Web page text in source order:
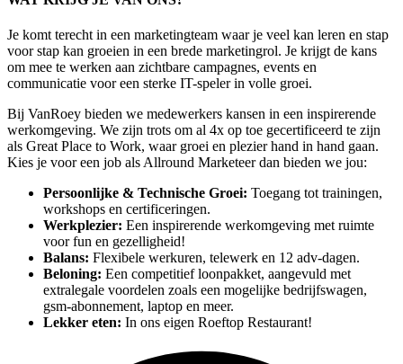
Je komt terecht in een marketingteam waar je veel kan leren en stap
voor stap kan groeien in een brede marketingrol. Je krijgt de kans
om mee te werken aan zichtbare campagnes, events en
communicatie voor een sterke IT-speler in volle groei.
Bij VanRoey bieden we medewerkers kansen in een inspirerende
werkomgeving. We zijn trots om al 4x op toe gecertificeerd te zijn
als Great Place to Work, waar groei en plezier hand in hand gaan.
Kies je voor een job als Allround Marketeer dan bieden we jou:
Persoonlijke & Technische Groei: Toegang tot trainingen,
workshops en certificeringen.
Werkplezier: Een inspirerende werkomgeving met ruimte
voor fun en gezelligheid!
Balans: Flexibele werkuren, telewerk en 12 adv-dagen.
Beloning: Een competitief loonpakket, aangevuld met
extralegale voordelen zoals een mogelijke bedrijfswagen,
gsm-abonnement, laptop en meer.
Lekker eten: In ons eigen Roeftop Restaurant!